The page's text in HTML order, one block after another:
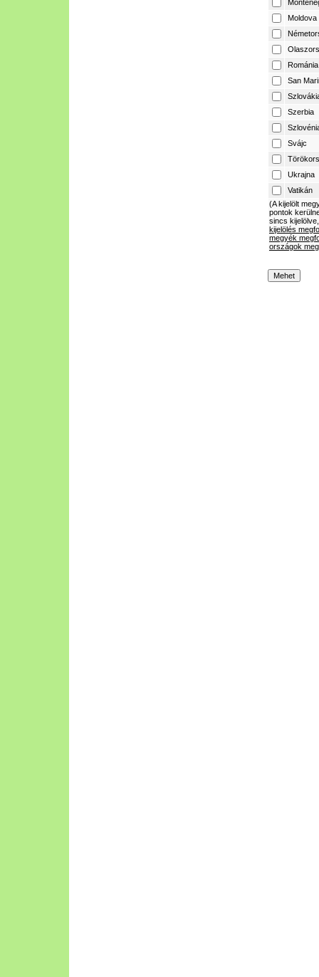
Moldova
Románia
San
Szerbia
Svájc
Ukrajna
Vatikán
(A kijelölt
pontok
sincs
kijelölés
megyék
országok